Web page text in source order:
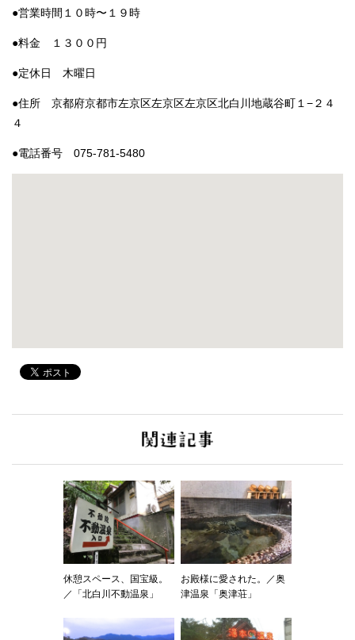
●営業時間１０時〜１９時
●料金 １３００円
●定休日 木曜日
●住所 京都府京都市左京区左京区左京区北白川地蔵谷町１−２４
４
●電話番号 075-781-5480
休憩スペース、国宝級。
／「北白川不動温泉」
お殿様に愛された。／奥
津温泉「奥津荘」